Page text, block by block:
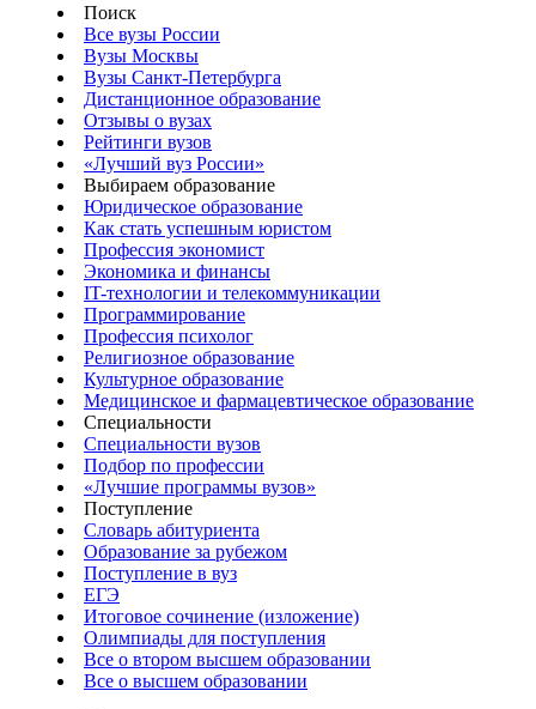
Поиск
Все вузы России
Вузы Москвы
Вузы Санкт-Петербурга
Дистанционное образование
Отзывы о вузах
Рейтинги вузов
«Лучший вуз России»
Выбираем образование
Юридическое образование
Как стать успешным юристом
Профессия экономист
Экономика и финансы
IT-технологии и телекоммуникации
Программирование
Профессия психолог
Религиозное образование
Культурное образование
Медицинское и фармацевтическое образование
Специальности
Специальности вузов
Подбор по профессии
«Лучшие программы вузов»
Поступление
Словарь абитуриента
Образование за рубежом
Поступление в вуз
ЕГЭ
Итоговое сочинение (изложение)
Олимпиады для поступления
Все о втором высшем образовании
Все о высшем образовании